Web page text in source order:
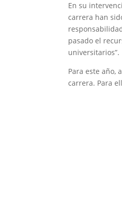
En su
carrera han
pasado el
universitarios”.
Para este año,
carrera. Para